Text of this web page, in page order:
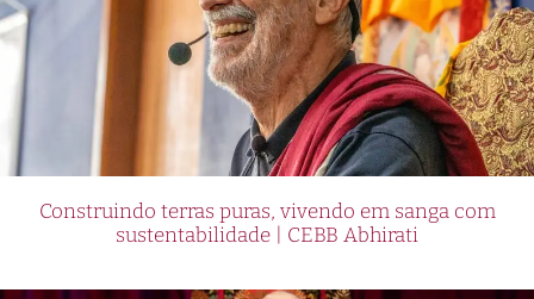
Construindo terras puras, vivendo em sanga com
sustentabilidade | CEBB Abhirati